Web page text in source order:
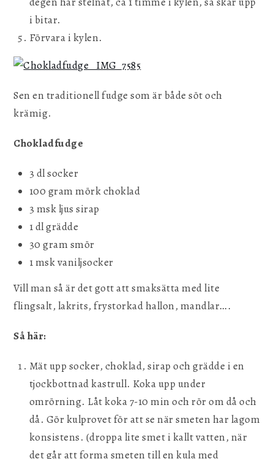
i bitar.
Förvara i kylen.
Sen en traditionell fudge som är både söt och
krämig.
Chokladfudge
3 dl socker
100 gram mörk choklad
3 msk ljus sirap
1 dl grädde
30 gram smör
1 msk vaniljsocker
Vill man så är det gott att smaksätta med lite
flingsalt, lakrits, frystorkad hallon, mandlar….
Så här:
Mät upp socker, choklad, sirap och grädde i en
tjockbottnad kastrull. Koka upp under
omrörning. Låt koka 7-10 min och rör om då och
då. Gör kulprovet för att se när smeten har lagom
konsistens. (droppa lite smet i kallt vatten, när
det går att forma smeten till en kula med